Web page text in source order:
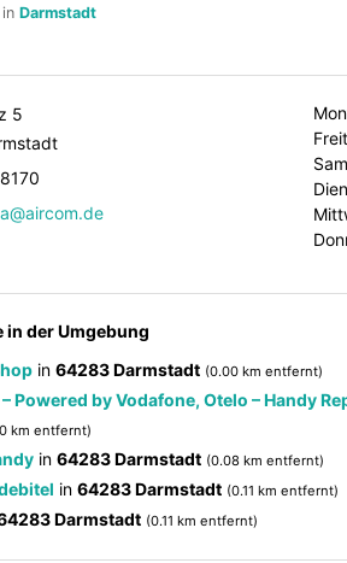
in Darmstadt
5
in der Umgebung
in 64283 Darmstadt (0.00 km entfernt)
Powered by Vodafone, Otelo – Handy
km entfernt)
in 64283 Darmstadt (0.08 km entfernt)
in 64283 Darmstadt (0.11 km entfernt)
Darmstadt (0.11 km entfernt)